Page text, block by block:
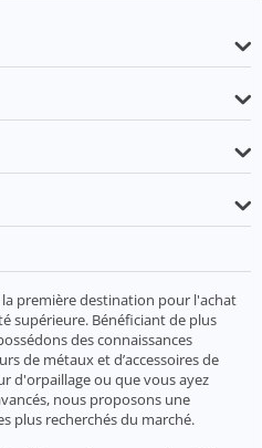
première destination pour l'achat
supérieure. Bénéficiant de plus
des connaissances
de métaux et d’accessoires de
d'orpaillage ou que vous ayez
nous proposons une
plus recherchés du marché.